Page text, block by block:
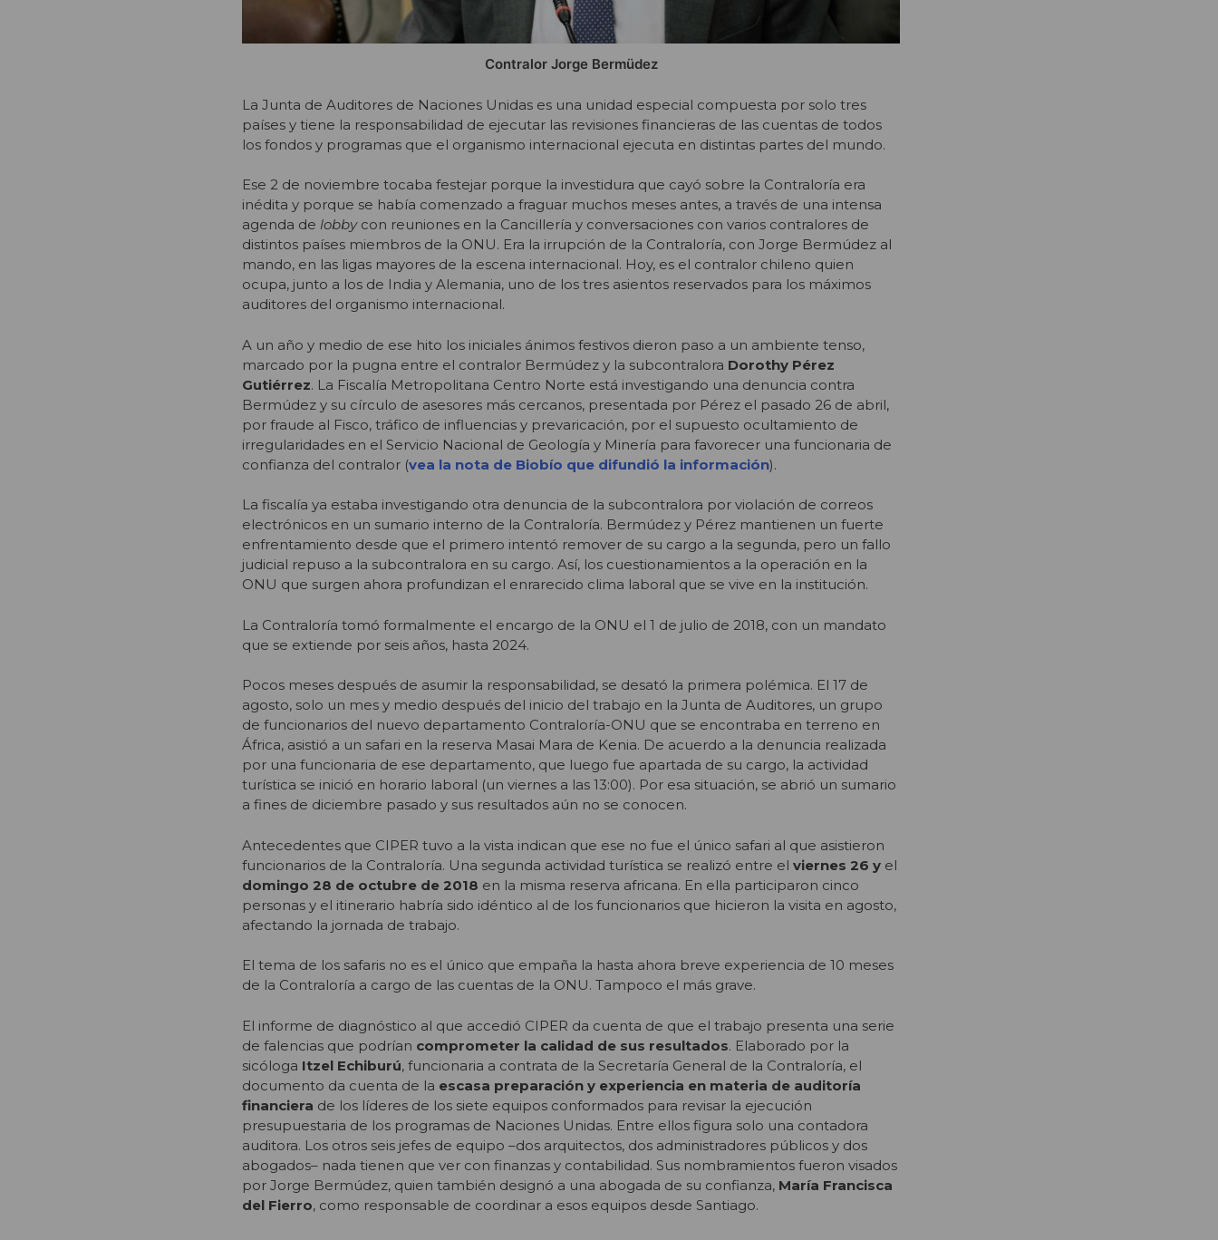
Contralor Jorge Bermüdez
La Junta de Auditores de Naciones Unidas es una unidad especial compuesta por solo tres
países y tiene la responsabilidad de ejecutar las revisiones financieras de las cuentas de todos
los fondos y programas que el organismo internacional ejecuta en distintas partes del mundo.
Ese 2 de noviembre tocaba festejar porque la investidura que cayó sobre la Contraloría era
inédita y porque se había comenzado a fraguar muchos meses antes, a través de una intensa
agenda de lobbycon reuniones en la Cancillería y conversaciones con varios contralores de
distintos países miembros de la ONU. Era la irrupción de la Contraloría, con Jorge Bermúdez al
mando, en las ligas mayores de la escena internacional. Hoy, es el contralor chileno quien
ocupa, junto a los de India y Alemania, uno de los tres asientos reservados para los máximos
auditores del organismo internacional.
A un año y medio de ese hito los iniciales ánimos festivos dieron paso a un ambiente tenso,
marcado por la pugna entre el contralor Bermúdez y la subcontralora Dorothy Pérez
Gutiérrez. La Fiscalía Metropolitana Centro Norte está investigando una denuncia contra
Bermúdez y su círculo de asesores más cercanos, presentada por Pérez el pasado 26 de abril,
por fraude al Fisco, tráfico de influencias y prevaricación, por el supuesto ocultamiento de
irregularidades en el Servicio Nacional de Geología y Minería para favorecer una funcionaria de
confianza del contralor (vea la nota de Biobío que difundió la información).
La fiscalía ya estaba investigando otra denuncia de la subcontralora por violación de correos
electrónicos en un sumario interno de la Contraloría. Bermúdez y Pérez mantienen un fuerte
enfrentamiento desde que el primero intentó remover de su cargo a la segunda, pero un fallo
judicial repuso a la subcontralora en su cargo. Así, los cuestionamientos a la operación en la
ONU que surgen ahora profundizan el enrarecido clima laboral que se vive en la institución.
La Contraloría tomó formalmente el encargo de la ONU el 1 de julio de 2018, con un mandato
que se extiende por seis años, hasta 2024.
Pocos meses después de asumir la responsabilidad, se desató la primera polémica. El 17 de
agosto, solo un mes y medio después del inicio del trabajo en la Junta de Auditores, un grupo
de funcionarios del nuevo departamento Contraloría-ONU que se encontraba en terreno en
África, asistió a un safari en la reserva Masai Mara de Kenia. De acuerdo a la denuncia realizada
por una funcionaria de ese departamento, que luego fue apartada de su cargo, la actividad
turística se inició en horario laboral (un viernes a las 13:00). Por esa situación, se abrió un sumario
a fines de diciembre pasado y sus resultados aún no se conocen.
Antecedentes que CIPER tuvo a la vista indican que ese no fue el único safari al que asistieron
funcionarios de la Contraloría. Una segunda actividad turística se realizó entre el viernes 26 y el
domingo 28 de octubre de 2018 en la misma reserva africana. En ella participaron cinco
personas y el itinerario habría sido idéntico al de los funcionarios que hicieron la visita en agosto,
afectando la jornada de trabajo.
El tema de los safaris no es el único que empaña la hasta ahora breve experiencia de 10 meses
de la Contraloría a cargo de las cuentas de la ONU. Tampoco el más grave.
El informe de diagnóstico al que accedió CIPER da cuenta de que el trabajo presenta una serie
de falencias que podrían comprometer la calidad de sus resultados. Elaborado por la
sicóloga Itzel Echiburú, funcionaria a contrata de la Secretaría General de la Contraloría, el
documento da cuenta de la escasa preparación y experiencia en materia de auditoría
financiera de los líderes de los siete equipos conformados para revisar la ejecución
presupuestaria de los programas de Naciones Unidas. Entre ellos figura solo una contadora
auditora. Los otros seis jefes de equipo –dos arquitectos, dos administradores públicos y dos
abogados– nada tienen que ver con finanzas y contabilidad. Sus nombramientos fueron visados
por Jorge Bermúdez, quien también designó a una abogada de su confianza, María Francisca
del Fierro, como responsable de coordinar a esos equipos desde Santiago.